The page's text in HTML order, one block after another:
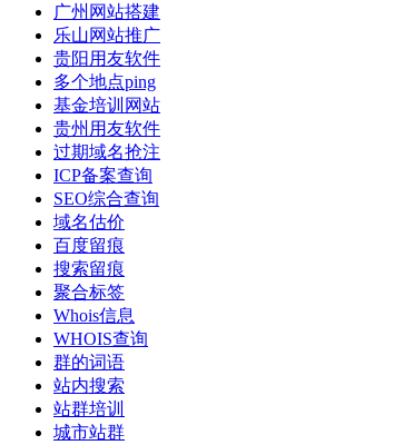
广州网站搭建
乐山网站推广
贵阳用友软件
多个地点ping
基金培训网站
贵州用友软件
过期域名抢注
ICP备案查询
SEO综合查询
域名估价
百度留痕
搜索留痕
聚合标签
Whois信息
WHOIS查询
群的词语
站内搜索
站群培训
城市站群